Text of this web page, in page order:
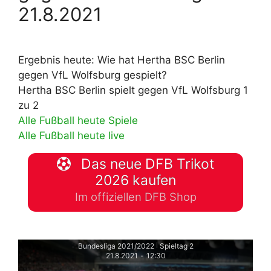
21.8.2021
Ergebnis heute: Wie hat Hertha BSC Berlin
gegen VfL Wolfsburg gespielt?
Hertha BSC Berlin spielt gegen VfL Wolfsburg 1
zu 2
Alle Fußball heute Spiele
Alle Fußball heute live
Das neue DFB Trikot
2026 kaufen
Im offiziellen DFB Shop
Bundesliga 2021/2022 Spieltag 2
21.8.2021 - 12:30